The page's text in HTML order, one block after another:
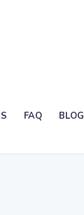
FAQ BLOG